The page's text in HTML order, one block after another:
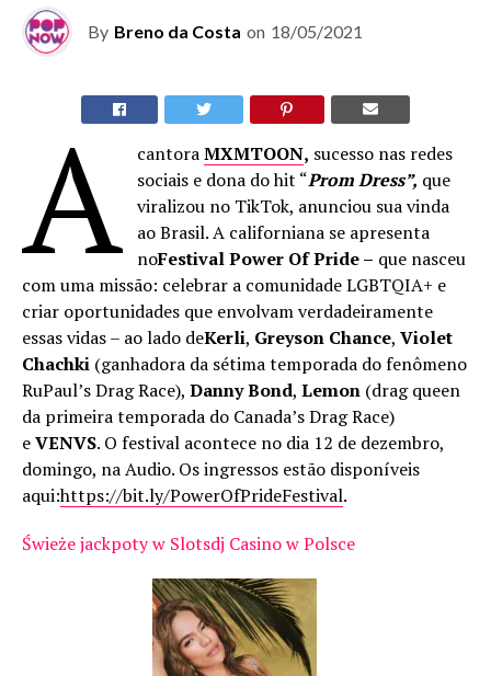
By Breno da Costa on 18/05/2021
A cantoraMXMTOON, sucesso nas redes
sociais e dona do hit “Prom Dress”, que
viralizou no TikTok, anunciou sua vinda
ao Brasil. A californiana se apresenta
noFestival Power Of Pride – que nasceu
com uma missão: celebrar a comunidade LGBTQIA+ e
criar oportunidades que envolvam verdadeiramente
essas vidas – ao lado deKerli, Greyson Chance, Violet
Chachki (ganhadora da sétima temporada do fenômeno
RuPaul’s Drag Race), Danny Bond, Lemon (drag queen
da primeira temporada do Canada’s Drag Race)
eVENVS. O festival acontece no dia 12 de dezembro,
domingo, na Audio. Os ingressos estão disponíveis
aqui:https://bit.ly/PowerOfPrideFestival.
Świeże jackpoty w Slotsdj Casino w Polsce